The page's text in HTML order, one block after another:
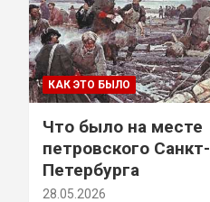
КАК ЭТО БЫЛО
Что было на месте
петровского Санкт-
Петербурга
28.05.2026